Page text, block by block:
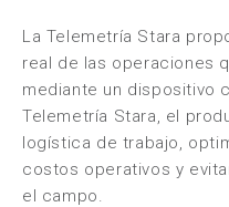
La Telemetría Stara
real de las operaciones
mediante un dispositivo
Telemetría Stara, el
logística de trabajo,
costos operativos y
el campo.